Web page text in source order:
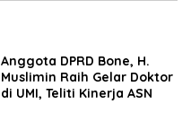
Anggota DPRD Bone, H.
Muslimin Raih Gelar Doktor
di UMI, Teliti Kinerja ASN